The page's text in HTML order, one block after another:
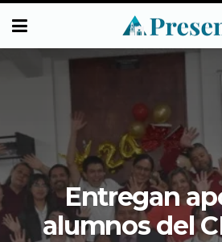
Entregan
alumnos del